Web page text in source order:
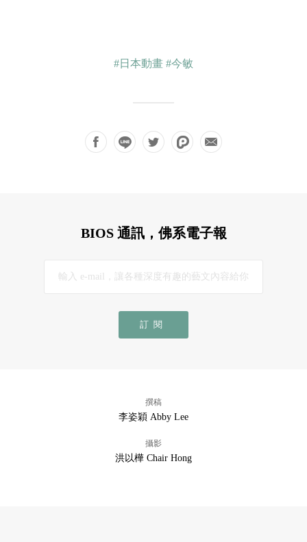
#日本動畫 #今敏
BIOS 通訊，佛系電子報
訂閱
撰稿
李姿穎 Abby Lee
攝影
洪以樺 Chair Hong